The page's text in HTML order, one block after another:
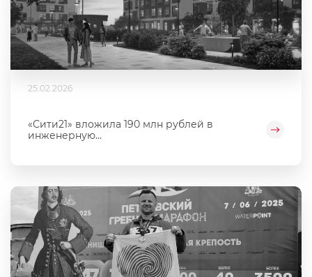
25.02.2026
«Сити21» вложила 190 млн рублей в
инженерную...